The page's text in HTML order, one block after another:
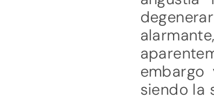
siendo la